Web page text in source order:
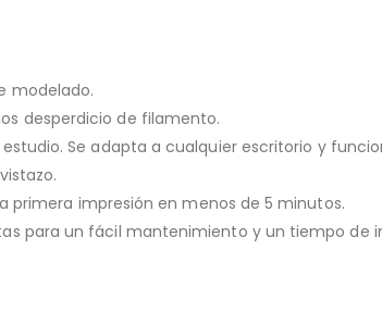
modelado.
desperdicio de filamento.
Se adapta a cualquier escritorio y
primera impresión en menos de 5 minutos.
para un fácil mantenimiento y un tiempo de